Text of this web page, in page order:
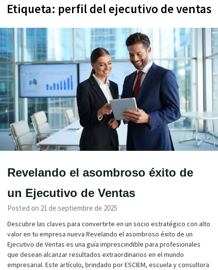
Etiqueta: perfil del ejecutivo de ventas
Revelando el asombroso éxito de
un Ejecutivo de Ventas
Posted on 21 de septiembre de 2025
Descubre las claves para convertirte en un socio estratégico con alto
valor en tu empresa nueva Revelando el asombroso éxito de un
Ejecutivo de Ventas es una guía imprescindible para profesionales
que desean alcanzar resultados extraordinarios en el mundo
empresarial. Este artículo, brindado por ESCIEM, escuela y consultora